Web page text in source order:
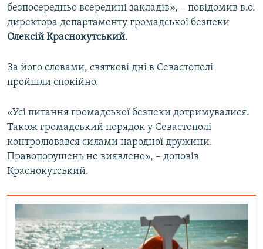
безпосередньо всередині закладів», – повідомив в.о.
директора департаменту громадської безпеки
Олексій Краснокутський.
За його словами, святкові дні в Севастополі
пройшли спокійно.
«Усі питання громадської безпеки дотримувалися.
Також громадський порядок у Севастополі
контролювався силами народної дружини.
Правопорушень не виявлено», – доповів
Краснокутський.